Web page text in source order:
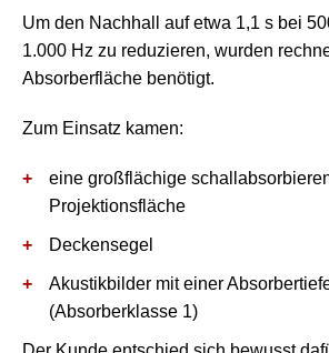
Um den Nachhall auf etwa 1,1 s bei
1.000 Hz zu reduzieren, wurden
Absorberfläche benötigt.
Zum Einsatz kamen:
eine großflächige
Projektionsfläche
Deckensegel
Akustikbilder mit einer
(Absorberklasse 1)